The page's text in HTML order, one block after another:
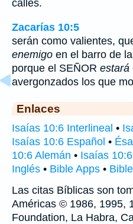
calles.
Zacarías 10:5
serán como valientes,
enemigo en el barro de
porque el SEÑOR estará
avergonzados los que
Enlaces
Isaías 10:6 Interlineal •
Isaías 10:6 Español •
10:6 Alemán • Isaías
Inglés • Bible Apps •
Las citas Bíblicas son
Américas © 1986, 1995,
Foundation, La Habra,